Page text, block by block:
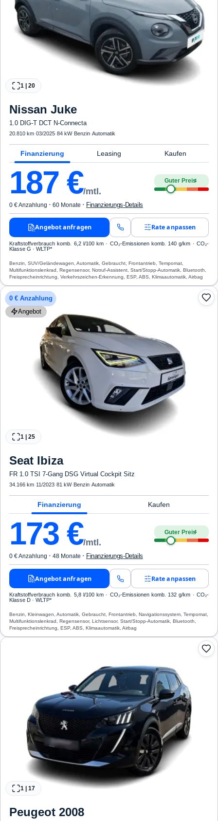
1 | 20
Nissan Juke
1.0 DIG-T DCT N-Connecta
20.810 km·03/2025·84 kW· Benzin·Automatik
Finanzierung Leasing Kaufen
187 €/mtl.
Guter Preis4
0 € Anzahlung · 60 Monate · Finanzierungs-Details
Angebot anfragen Rate anpassen
Kraftstoffverbrauch komb. 6,2 l/100 km · CO₂-Emissionen komb. 140 g/km · CO₂-
Klasse G · WLTP*
Benzin, SUV/Geländewagen, Automatik, Gebraucht, Frontantrieb, Tempomat,
Multifunktionslenkrad, Regensensor, Notruf-Assistent, Start/Stopp-Automatik, Bluetooth,
Freisprecheinrichtung, Verkehrszeichen-Erkennung, ESP, ABS, Klimaautomatik, Airbag
0 € Anzahlung
Angebot
1 25
Seat Ibiza
FR 1.0 TSI 7-Gang DSG Virtual Cockpit Sitz
34.166 km· 11/2023·81 kW· Benzin·Automatik
Finanzierung Kaufen
173 €/mtl.
Guter Preis4
0 € Anzahlung · 48 Monate · Finanzierungs-Details
Angebot anfragen Rate anpassen
Kraftstoffverbrauch komb. 5,8 l/100 km · CO₂-Emissionen komb. 132 g/km · CO₂-
Klasse D · WLTP*
Benzin, Kleinwagen, Automatik, Gebraucht, Frontantrieb, Navigationssystem, Tempomat,
Multifunktionslenkrad, Regensensor, Lichtsensor, Start/Stopp-Automatik, Bluetooth,
Freisprecheinrichtung, ESP, ABS, Klimaautomatik, Airbag
1 | 17
Peugeot 2008